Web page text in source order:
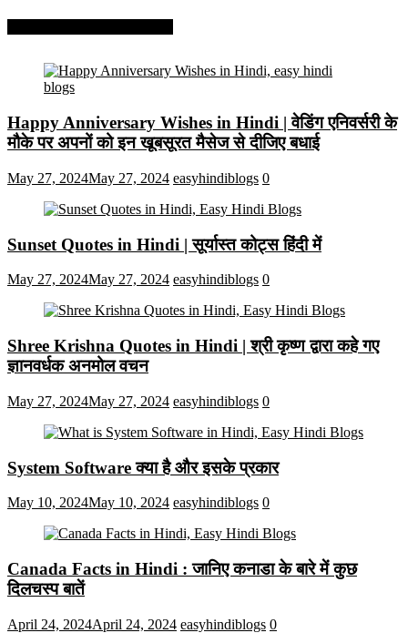
Happy Anniversary Wishes in Hindi | वेडिंग एनिवर्सरी के
मौके पर अपनों को इन खूबसूरत मैसेज से दीजिए बधाई
May 27, 2024May 27, 2024 easyhindiblogs 0
Sunset Quotes in Hindi | सूर्यास्त कोट्स हिंदी में
May 27, 2024May 27, 2024 easyhindiblogs 0
Shree Krishna Quotes in Hindi | श्री कृष्ण द्वारा कहे गए
ज्ञानवर्धक अनमोल वचन
May 27, 2024May 27, 2024 easyhindiblogs 0
System Software क्या है और इसके प्रकार
May 10, 2024May 10, 2024 easyhindiblogs 0
Canada Facts in Hindi : जानिए कनाडा के बारे में कुछ
दिलचस्प बातें
April 24, 2024April 24, 2024 easyhindiblogs 0